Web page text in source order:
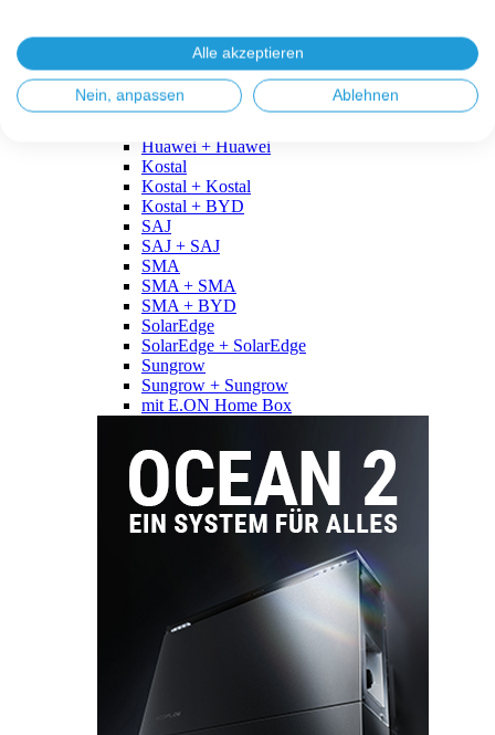
Fronius + BYD
GoodWe
GoodWe + GoodWe
GoodWe + BYD
Huawei + Huawei
Kostal
Kostal + Kostal
Kostal + BYD
SAJ
SAJ + SAJ
SMA
SMA + SMA
SMA + BYD
SolarEdge
SolarEdge + SolarEdge
Sungrow
Sungrow + Sungrow
mit E.ON Home Box
Alle akzeptieren
Nein, anpassen Ablehnen